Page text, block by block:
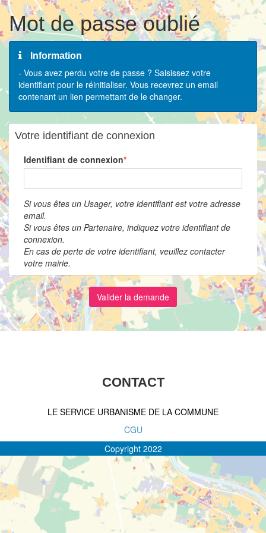
Mot de passe oublié
Information
- Vous avez perdu votre de passe ? Saisissez votre
identifiant pour le réinitialiser. Vous recevrez un email
contenant un lien permettant de le changer.
Votre identifiant de connexion
Identifiant de connexion
Si vous êtes un Usager, votre identifiant est votre adresse
email.
Si vous êtes un Partenaire, indiquez votre identifiant de
connexion.
En cas de perte de votre identifiant, veuillez contacter
votre mairie.
CONTACT
LE SERVICE URBANISME DE LA COMMUNE
CGU
Copyright 2022